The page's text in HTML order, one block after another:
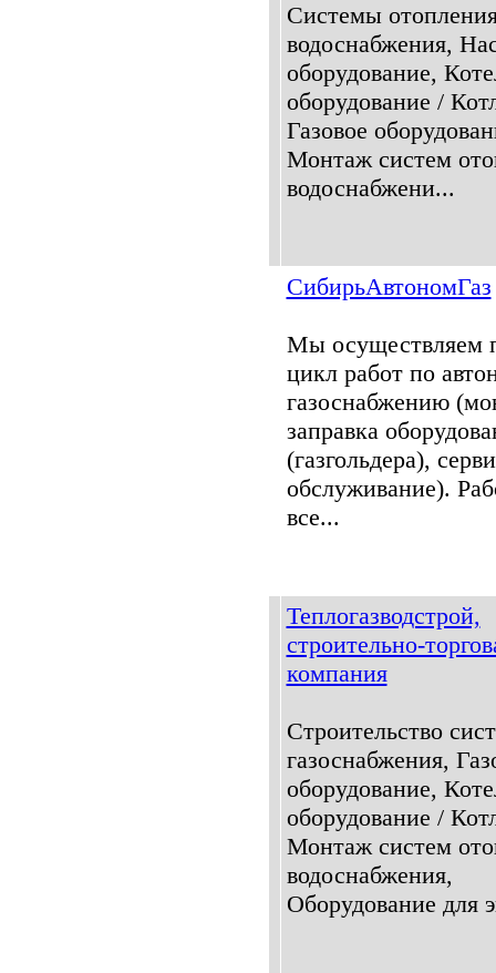
Системы
водоснабжения,
оборудование,
оборудование /
Газовое
Монтаж систем
водоснабжени...
СибирьАвтономГаз
Мы осуществляем
цикл работ по
газоснабжению
заправка
(газгольдера),
обслуживание).
все...
Теплогазводстрой,
строительно-
компания
Строительство
газоснабжения,
оборудование,
оборудование /
Монтаж систем
водоснабжения,
Оборудование для